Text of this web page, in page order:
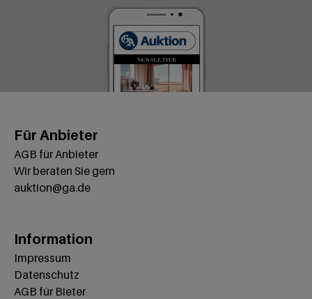
Für Anbieter
AGB für Anbieter
Wir beraten Sie gern
auktion@ga.de
Information
Impressum
Datenschutz
AGB für Bieter